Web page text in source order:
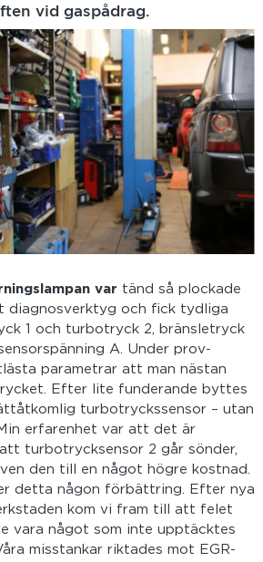
vid gaspådrag.
var tänd så plockade
diagnosverktyg och fick tydliga
1 och turbotryck 2, bränsletryck
A. Under prov-
parametrar att man nästan
Efter lite funderande byttes
turbotryckssensor – utan
erfarenhet var att det är
turbotrycksensor 2 går sönder,
den till en något högre kostnad.
detta någon förbättring. Efter nya
kom vi fram till att felet
vara något som inte upptäcktes
misstankar riktades mot EGR-